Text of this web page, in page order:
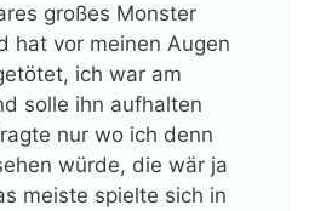
großes Monster
hat vor meinen Augen
ich war am
solle ihn aufhalten
nur wo ich denn
würde, die wär ja
meiste spielte sich in